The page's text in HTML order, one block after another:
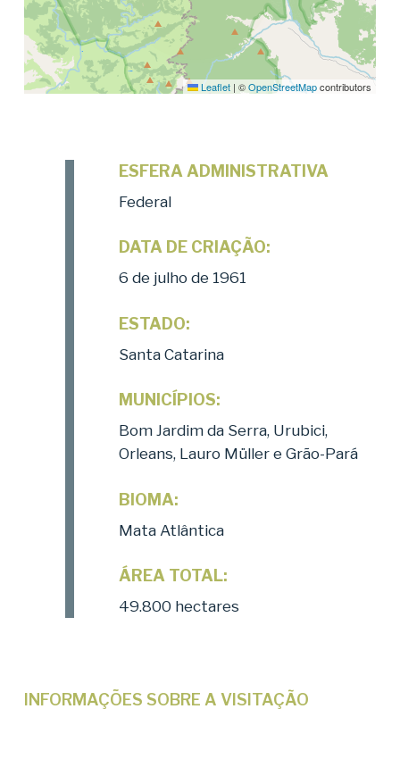
Leaflet | ©OpenStreetMapcontributors
ESFERA ADMINISTRATIVA
Federal
DATA DE CRIAÇÃO:
6 de julho de 1961
ESTADO:
Santa Catarina
MUNICÍPIOS:
Bom Jardim da Serra, Urubici,
Orleans, Lauro Müller e Grão-Pará
BIOMA:
Mata Atlântica
ÁREA TOTAL:
49.800 hectares
INFORMAÇÕES SOBRE A VISITAÇÃO